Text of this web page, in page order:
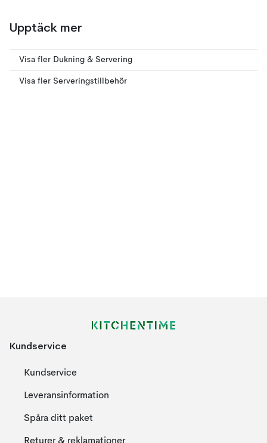
Upptäck mer
Visa fler Dukning & Servering
Visa fler Serveringstillbehör
Kundservice
Kundservice
Leveransinformation
Spåra ditt paket